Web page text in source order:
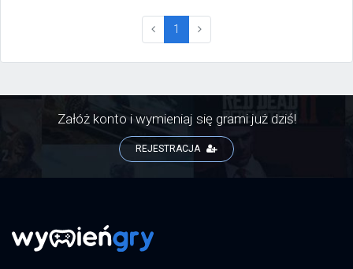
1 (current)
Załóż konto i wymieniaj się grami już dziś!
REJESTRACJA